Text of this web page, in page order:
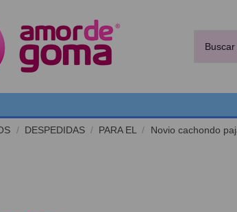
DESPEDIDAS PARA EL Novio cachondo